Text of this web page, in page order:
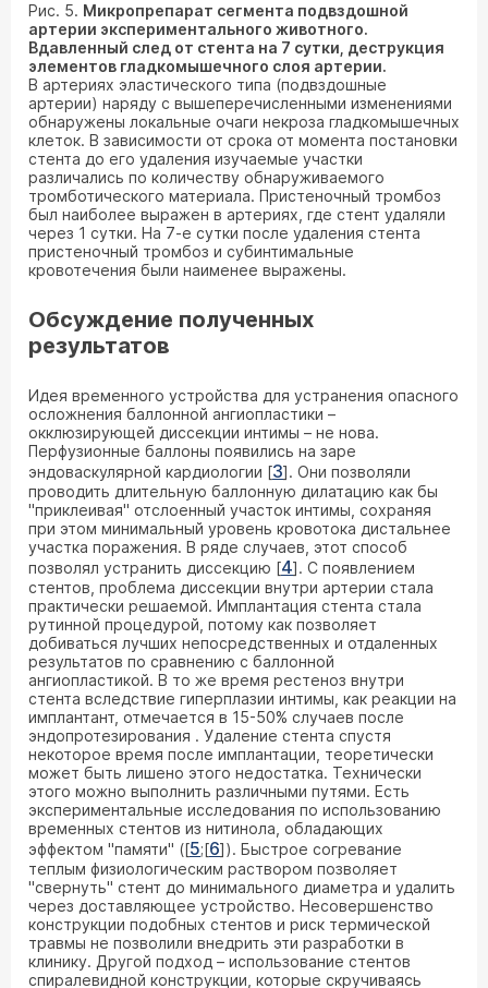
Рис. 5. Микропрепарат сегмента подвздошной
артерии экспериментального животного.
Вдавленный след от стента на 7 сутки, деструкция
элементов гладкомышечного слоя артерии.
В артериях эластического типа (подвздошные
артерии) наряду с вышеперечисленными изменениями
обнаружены локальные очаги некроза гладкомышечных
клеток. В зависимости от срока от момента постановки
стента до его удаления изучаемые участки
различались по количеству обнаруживаемого
тромботического материала. Пристеночный тромбоз
был наиболее выражен в артериях, где стент удаляли
через 1 сутки. На 7-е сутки после удаления стента
пристеночный тромбоз и субинтимальные
кровотечения были наименее выражены.
Обсуждение полученных
результатов
Идея временного устройства для устранения опасного
осложнения баллонной ангиопластики –
окклюзирующей диссекции интимы – не нова.
Перфузионные баллоны появились на заре
эндоваскулярной кардиологии [3]. Они позволяли
проводить длительную баллонную дилатацию как бы
"приклеивая" отслоенный участок интимы, сохраняя
при этом минимальный уровень кровотока дистальнее
участка поражения. В ряде случаев, этот способ
позволял устранить диссекцию [4]. С появлением
стентов, проблема диссекции внутри артерии стала
практически решаемой. Имплантация стента стала
рутинной процедурой, потому как позволяет
добиваться лучших непосредственных и отдаленных
результатов по сравнению с баллонной
ангиопластикой. В то же время рестеноз внутри
стента вследствие гиперплазии интимы, как реакции на
имплантант, отмечается в 15-50% случаев после
эндопротезирования . Удаление стента спустя
некоторое время после имплантации, теоретически
может быть лишено этого недостатка. Технически
этого можно выполнить различными путями. Есть
экспериментальные исследования по использованию
временных стентов из нитинола, обладающих
эффектом "памяти" ([5;[6]). Быстрое согревание
теплым физиологическим раствором позволяет
"свернуть" стент до минимального диаметра и удалить
через доставляющее устройство. Несовершенство
конструкции подобных стентов и риск термической
травмы не позволили внедрить эти разработки в
клинику. Другой подход – использование стентов
спиралевидной конструкции, которые скручиваясь